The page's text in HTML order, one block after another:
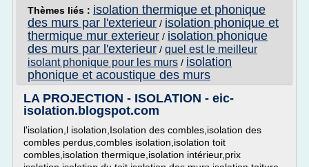
Thèmes liés : isolation thermique et phonique
des murs par l'exterieur / isolation phonique et
thermique mur exterieur / isolation phonique
des murs par l'exterieur / quel est le meilleur
isolant phonique pour les murs / isolation
phonique et acoustique des murs
LA PROJECTION - ISOLATION - eic-
isolation.blogspot.com
l'isolation,l isolation,Isolation des combles,isolation des
combles perdus,combles isolation,isolation toit
combles,isolation thermique,isolation intérieur,prix